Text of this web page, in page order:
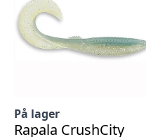
På lager
Rapala CrushCity